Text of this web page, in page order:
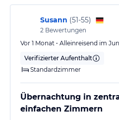
Susann (51-55)
2 Bewertungen
Vor 1 Monat • Alleinreisend im
Verifizierter Aufenthalt
Standardzimmer
Übernachtung in
einfachen Zimmern